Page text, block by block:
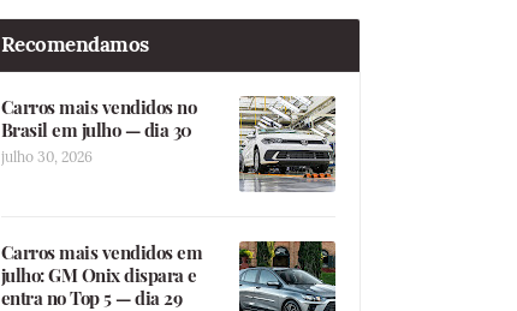
Recomendamos
Carros mais vendidos no
Brasil em julho — dia 30
julho 30, 2026
Carros mais vendidos em
julho: GM Onix dispara e
entra no Top 5 — dia 29